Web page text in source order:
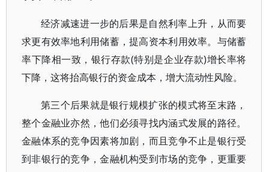
经济减速进一步的后果是自然利率上升，从而要
求更有效率地利用储蓄，提高资本利用效率。与储蓄
率下降相一致，银行存款(特别是企业存款)增长率将
下降，这将抬高银行的资金成本，增大流动性风险。
第三个后果就是银行规模扩张的模式将至末路，
整个金融业亦然，他们必须寻找内涵式发展的路径。
金融体系的竞争因素将加剧，而且竞争不止是银行受
到非银行的竞争，金融机构受到市场的竞争，更重要